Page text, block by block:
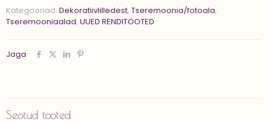
kogus
Kategooriad: Dekoratiivlilledest, Tseremoonia/fotoala,
Tseremooniaalad, UUED RENDITOOTED
Jaga
Seotud tooted